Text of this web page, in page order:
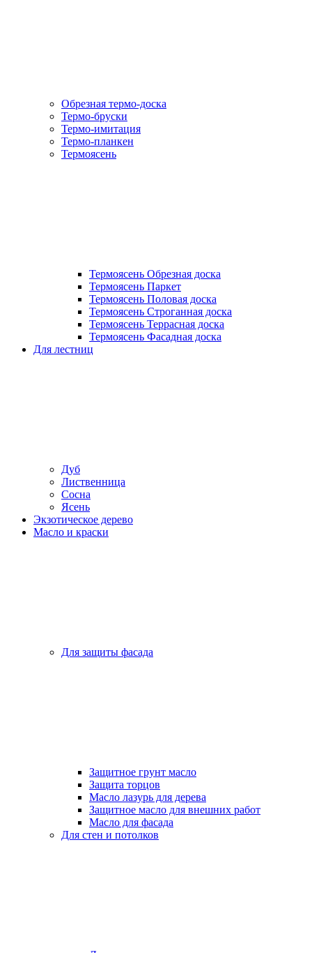
Обрезная термо-доска
Термо-бруски
Термо-имитация
Термо-планкен
Термоясень
Термоясень Обрезная доска
Термоясень Паркет
Термоясень Половая доска
Термоясень Строганная доска
Термоясень Террасная доска
Термоясень Фасадная доска
Для лестниц
Дуб
Лиственница
Сосна
Ясень
Экзотическое дерево
Масло и краски
Для защиты фасада
Защитное грунт масло
Защита торцов
Масло лазурь для дерева
Защитное масло для внешних работ
Масло для фасада
Для стен и потолков